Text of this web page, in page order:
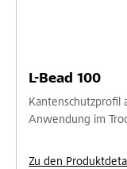
L-Bead 100
Kantenschutzprofil
Anwendung im
Zu den